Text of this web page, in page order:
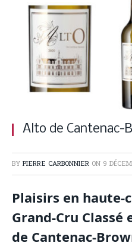
Alto de Cantenac-
BY PIERRE CARBONNIER ON 9
Plaisirs en haute-
Grand-Cru Classé
de Cantenac-